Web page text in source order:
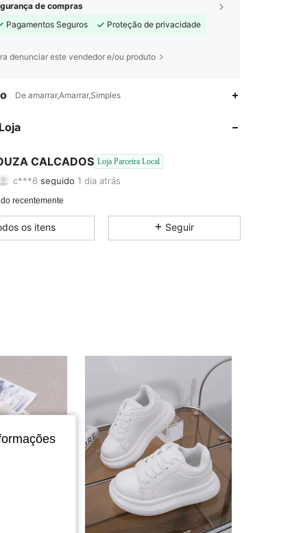
de compras
Pagamentos Seguros
Proteção de privacidade
denunciar este vendedor e/ou produto
De amarrar,Amarrar,Simples
CALCADOS Loja Parceira Local
50 13
50 13
c***6 seguido 1 dia atrás
Classificação 50Itens
50 13
recentemente
os itens Seguir